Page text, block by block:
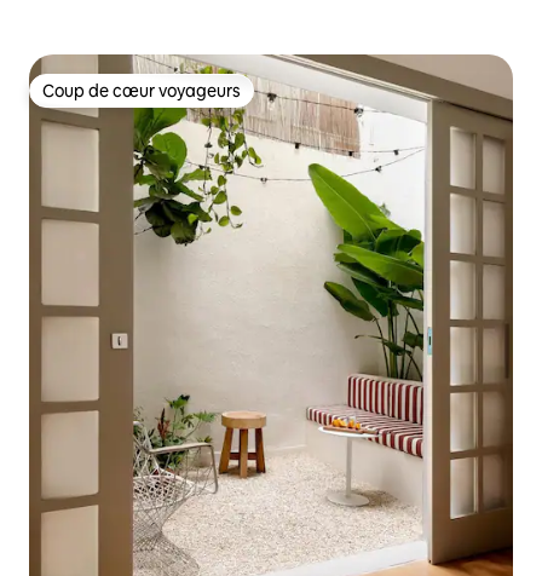
Coup de cœur voyageurs
Coup de cœur voyageurs